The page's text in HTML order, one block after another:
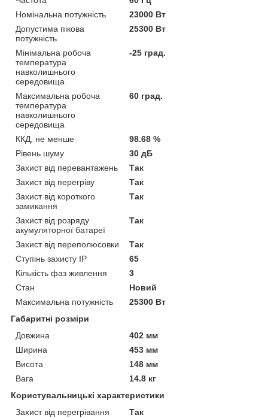
Номінальна потужність
23000 Вт
Допустима пікова
потужність
25300 Вт
Мінімальна робоча
температура
навколишнього
середовища
-25 град.
Максимальна робоча
температура
навколишнього
середовища
60 град.
ККД, не менше
98.68 %
Рівень шуму
30 дБ
Захист від перевантажень
Так
Захист від перегріву
Так
Захист від короткого
замикання
Так
Захист від розряду
акумуляторної батареї
Так
Захист від переполюсовки
Так
Ступінь захисту IP
65
Кількість фаз живлення
3
Стан
Новий
Максимальна потужність
25300 Вт
Габаритні розміри
Довжина
402 мм
Ширина
453 мм
Висота
148 мм
Вага
14.8 кг
Користувальницькі характеристики
Захист від перегрівання
Так